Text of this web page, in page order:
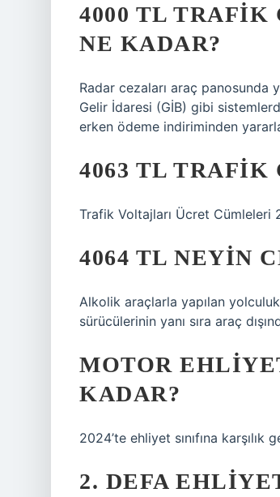
4000 TL
NE KADAR?
Radar cezaları araç panosunda
Gelir İdaresi (GİB) gibi
erken ödeme indiriminden
4063 TL TRAFIK
Trafik Voltajları Ücret Cümleleri
4064 TL NEYIN
Alkolik araçlarla yapılan
sürücülerinin yanı sıra araç
MOTOR
KADAR?
2024’te ehliyet sınıfına
2. DEFA